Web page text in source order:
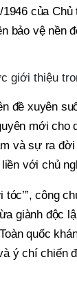
của
bảo vệ nền
giới thiệu
đề xuyên
mới cho
và sự ra
với chủ
công
giành độc
quốc
ý chí chiến